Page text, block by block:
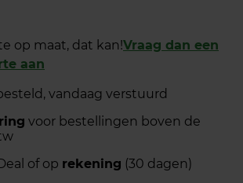
op maat, dat kan!Vraag dan een
aan
vandaag verstuurd
voor bestellingen boven de
of op rekening (30 dagen)